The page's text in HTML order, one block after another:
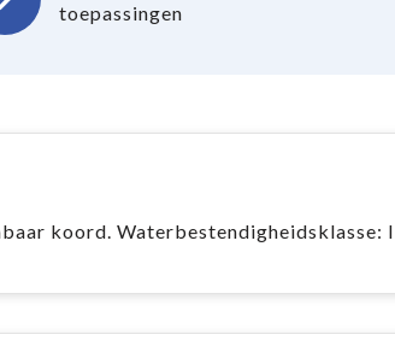
toepassingen
koord. Waterbestendigheidsklasse: